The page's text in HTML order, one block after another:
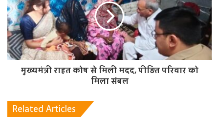
मुख्यमंत्री राहत कोष से मिली मदद, पीड़ित परिवार को
मिला संबल
Related Articles